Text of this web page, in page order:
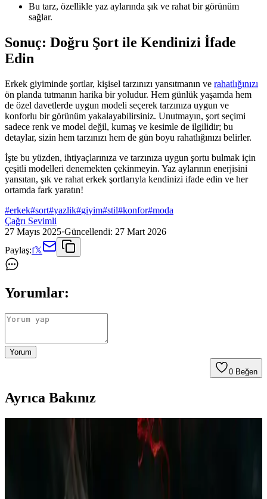
Bu tarz, özellikle yaz aylarında şık ve rahat bir görünüm
sağlar.
Sonuç: Doğru Şort ile Kendinizi İfade
Edin
Erkek giyiminde şortlar, kişisel tarzınızı yansıtmanın ve rahatlığınızı
ön planda tutmanın harika bir yoludur. Hem günlük yaşamda hem
de özel davetlerde uygun modeli seçerek tarzınıza uygun ve
konforlu bir görünüm yakalayabilirsiniz. Unutmayın, şort seçimi
sadece renk ve model değil, kumaş ve kesimle de ilgilidir; bu
detaylar, sizin hem tarzınızı hem de gün boyu rahatlığınızı belirler.
İşte bu yüzden, ihtiyaçlarınıza ve tarzınıza uygun şortu bulmak için
çeşitli modelleri denemekten çekinmeyin. Yaz aylarının enerjisini
yansıtan, şık ve rahat erkek şortlarıyla kendinizi ifade edin ve her
ortamda fark yaratın!
#erkek#sort#yazlik#giyim#stil#konfor#moda
Çağrı Sevimli
27 Mayıs 2025·Güncellendi: 27 Mart 2026
Paylaş:f𝕏
Yorumlar:
Yorum
0 Beğen
Ayrıca Bakınız
Polar Erkek Pijama Takımı Bordo Lacivert Ekose
Desenli Kış İçin Şık ve Konforlu Giyim Seçeneği
dokusu ve şık ekose desenleriyle rahatlık ve stil sunar, uzun ömürlü
ve kolay bakım avantajıyla evde konfor sağlar.